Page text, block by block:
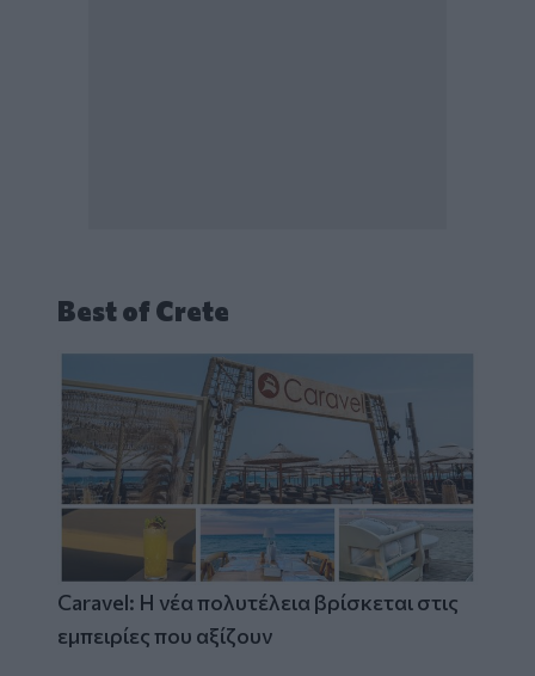
Best of Crete
Caravel: Η νέα πολυτέλεια βρίσκεται στις
εμπειρίες που αξίζουν